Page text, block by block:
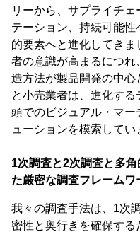
リーから、サプライチ
テーション、持続可能
的要素へと進化してき
者の意識が高まるにつ
造方法が製品開発の中心
と小売業者は、進化す
頭でのビジュアル・マー
ューションを模索してい
1次調査と2次調査と多
た厳密な調査フレームワ
我々の調査手法は、1次
密性と奥行きを確保す